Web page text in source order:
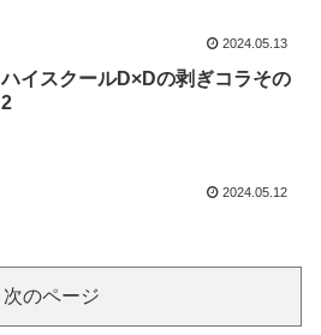
2024.05.13
ハイスクールD×Dの剥ぎコラその
2
2024.05.12
次のページ